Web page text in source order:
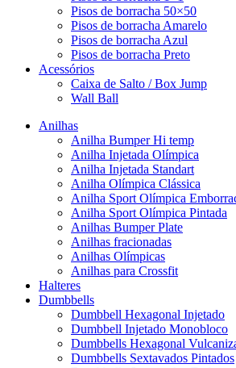
Pisos de borracha 50×50
Pisos de borracha Amarelo
Pisos de borracha Azul
Pisos de borracha Preto
Acessórios
Caixa de Salto / Box Jump
Wall Ball
Anilhas
Anilha Bumper Hi temp
Anilha Injetada Olímpica
Anilha Injetada Standart
Anilha Olímpica Clássica
Anilha Sport Olímpica
Anilha Sport Olímpica Pintada
Anilhas Bumper Plate
Anilhas fracionadas
Anilhas Olímpicas
Anilhas para Crossfit
Halteres
Dumbbells
Dumbbell Hexagonal Injetado
Dumbbell Injetado Monobloco
Dumbbells Hexagonal
Dumbbells Sextavados Pintados